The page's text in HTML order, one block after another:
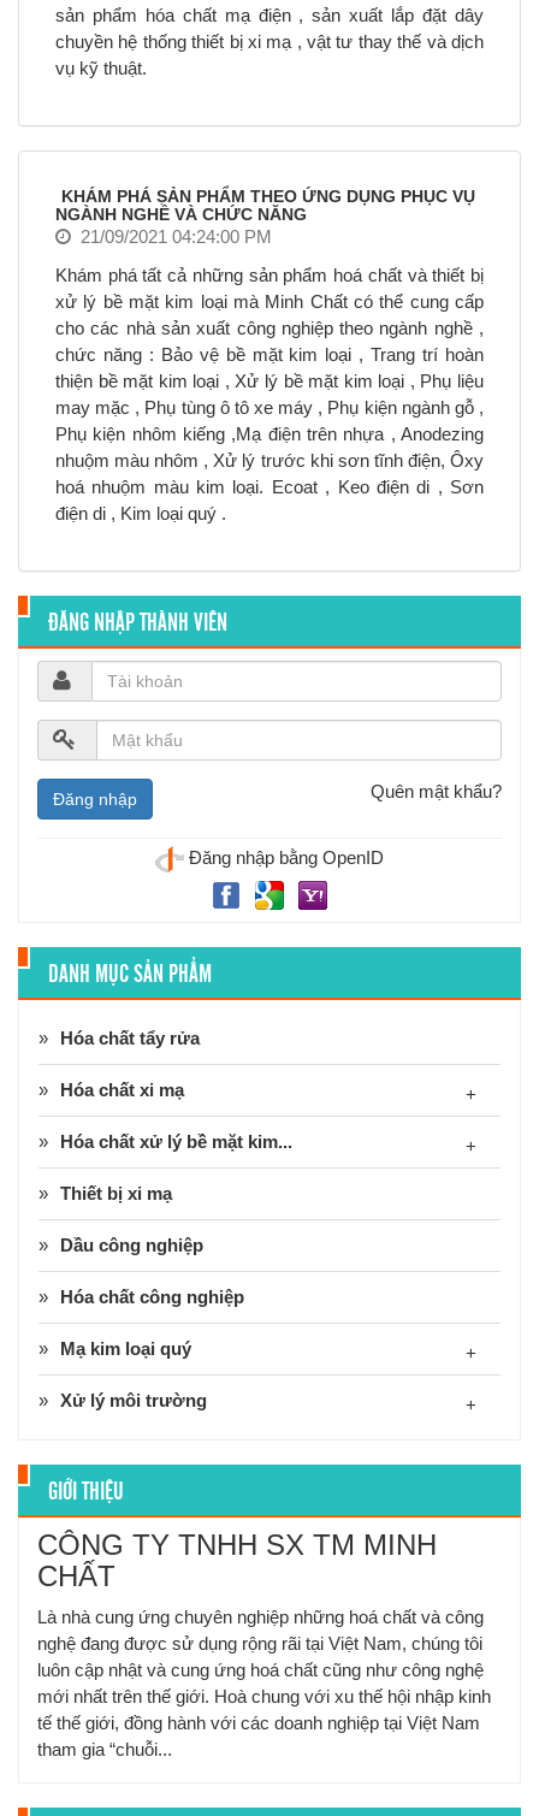
sản phẩm hóa chất mạ điện , sản xuất lắp đặt dây
chuyền hệ thống thiết bị xi mạ , vật tư thay thế và dịch
vụ kỹ thuật.
KHÁM PHÁ SẢN PHẨM THEO ỨNG DỤNG PHỤC VỤ
NGÀNH NGHỀ VÀ CHỨC NĂNG
21/09/2021 04:24:00 PM
Khám phá tất cả những sản phẩm hoá chất và thiết bị
xử lý bề mặt kim loại mà Minh Chất có thể cung cấp
cho các nhà sản xuất công nghiệp theo ngành nghề ,
chức năng : Bảo vệ bề mặt kim loại , Trang trí hoàn
thiện bề mặt kim loại , Xử lý bề mặt kim loại , Phụ liệu
may mặc , Phụ tùng ô tô xe máy , Phụ kiện ngành gỗ ,
Phụ kiện nhôm kiếng ,Mạ điện trên nhựa , Anodezing
nhuộm màu nhôm , Xử lý trước khi sơn tĩnh điện, Ôxy
hoá nhuộm màu kim loại. Ecoat , Keo điện di , Sơn
điện di , Kim loại quý .
ĐĂNG NHẬP THÀNH VIÊN
Quên mật khẩu?
Đăng nhập bằng OpenID
DANH MỤC SẢN PHẨM
Hóa chất tẩy rửa
Hóa chất xi mạ +
Hóa chất xử lý bề mặt kim... +
Thiết bị xi mạ
Dầu công nghiệp
Hóa chất công nghiệp
Mạ kim loại quý +
Xử lý môi trường +
GIỚI THIỆU
CÔNG TY TNHH SX TM MINH
CHẤT
Là nhà cung ứng chuyên nghiệp những hoá chất và công
nghệ đang được sử dụng rộng rãi tại Việt Nam, chúng tôi
luôn cập nhật và cung ứng hoá chất cũng như công nghệ
mới nhất trên thế giới. Hoà chung với xu thế hội nhập kinh
tế thế giới, đồng hành với các doanh nghiệp tại Việt Nam
tham gia “chuỗi...